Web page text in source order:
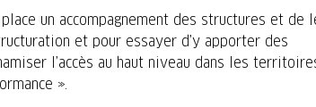
un accompagnement des structures et de
et pour essayer d’y apporter des
l’accès au haut niveau dans les
».